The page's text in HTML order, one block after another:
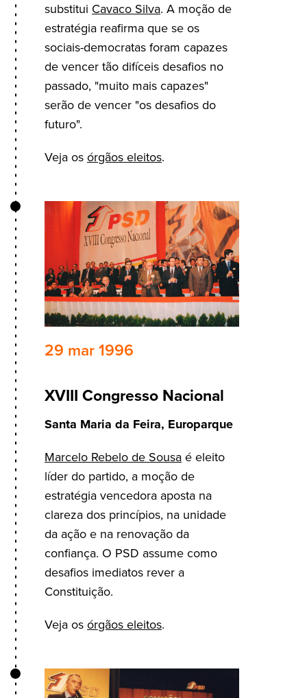
substitui Cavaco Silva. A moção de
estratégia reafirma que se os
sociais-democratas foram capazes
de vencer tão difíceis desafios no
passado, "muito mais capazes"
serão de vencer "os desafios do
futuro".
Veja os órgãos eleitos.
29 mar 1996
XVIII Congresso Nacional
Santa Maria da Feira, Europarque
Marcelo Rebelo de Sousa é eleito
líder do partido, a moção de
estratégia vencedora aposta na
clareza dos princípios, na unidade
da ação e na renovação da
confiança. O PSD assume como
desafios imediatos rever a
Constituição.
Veja os órgãos eleitos.